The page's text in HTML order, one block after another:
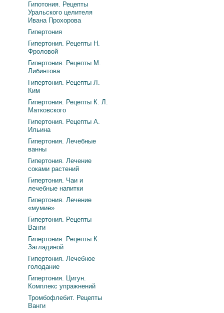
Гипотония. Рецепты
Уральского целителя
Ивана Прохорова
Гипертония
Гипертония. Рецепты Н.
Фроловой
Гипертония. Рецепты М.
Либинтова
Гипертония. Рецепты Л.
Ким
Гипертония. Рецепты К. Л.
Матковского
Гипертония. Рецепты А.
Ильина
Гипертония. Лечебные
ванны
Гипертония. Лечение
соками растений
Гипертония. Чаи и
лечебные напитки
Гипертония. Лечение
«мумие»
Гипертония. Рецепты
Ванги
Гипертония. Рецепты К.
Загладиной
Гипертония. Лечебное
голодание
Гипертония. Цигун.
Комплекс упражнений
Тромбофлебит. Рецепты
Ванги